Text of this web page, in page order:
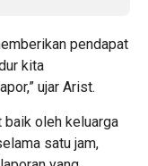
pendapat
kita
ujar Arist.
baik oleh keluarga
satu jam,